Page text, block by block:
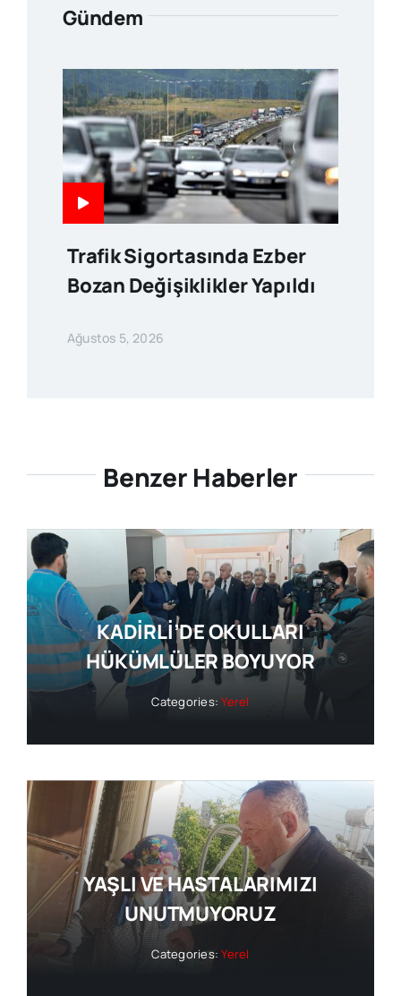
Gündem
Trafik Sigortasında Ezber
Bozan Değişiklikler Yapıldı
Ağustos 5, 2026
Benzer Haberler
KADİRLİ’DE OKULLARI
HÜKÜMLÜLER BOYUYOR
Categories:Yerel
YAŞLI VE HASTALARIMIZI
UNUTMUYORUZ
Categories:Yerel